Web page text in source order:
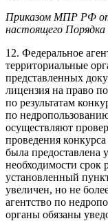
Приказом МПР РФ от
настоящего Порядка
12. Федеральное
территориальные
представленных
лицензия на право
по результатам
по
осуществляют
проведения
была предоставлена
необходимости срок
установленный
увеличен, но не
агентство по
органы обязаны